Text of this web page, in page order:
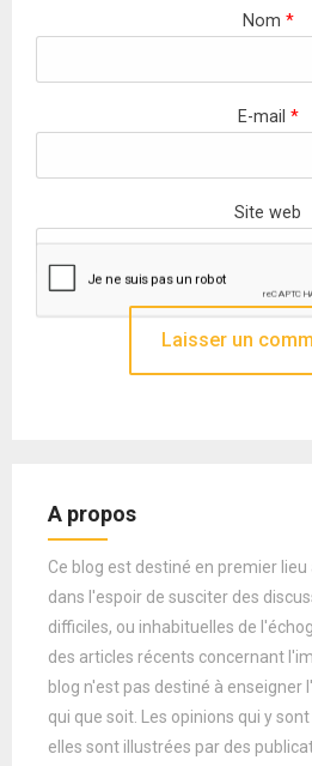
Nom *
E-mail *
Site web
A propos
Ce blog est destiné en premier lieu
dans l'espoir de susciter des
difficiles, ou inhabituelles de
des articles récents concernant
blog n'est pas destiné à enseigner
qui que soit. Les opinions qui y
elles sont illustrées par des